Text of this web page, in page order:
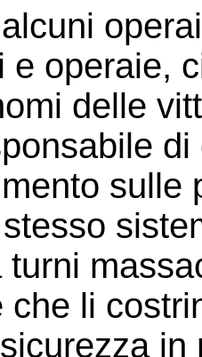
e operaie,
delle
sulle
turni
che li